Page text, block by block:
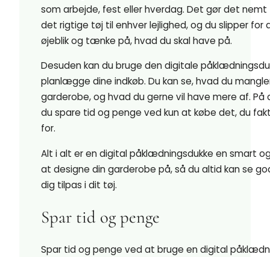
som arbejde, fest eller hverdag. Det gør det
det rigtige tøj til enhver lejlighed, og du slipper for
øjeblik og tænke på, hvad du skal have på.
Desuden kan du bruge den digitale
planlægge dine indkøb. Du kan se, hvad du
garderobe, og hvad du gerne vil have mere af. På
du spare tid og penge ved kun at købe det, du
for.
Alt i alt er en digital påklædningsdukke en smart
at designe din garderobe på, så du altid kan se
dig tilpas i dit tøj.
Spar tid og penge
Spar tid og penge ved at bruge en digital